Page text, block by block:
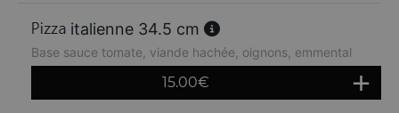
italienne 34.5 cm
Base sauce tomate, viande hachée, oignons, emmental
15.00€